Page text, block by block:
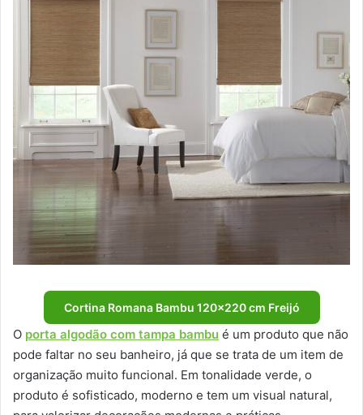
Cortina Romana Bambu 120×220 cm Freijó
O porta algodão com tampa bambu é um produto que não
pode faltar no seu banheiro, já que se trata de um item de
organização muito funcional. Em tonalidade verde, o
produto é sofisticado, moderno e tem um visual natural,